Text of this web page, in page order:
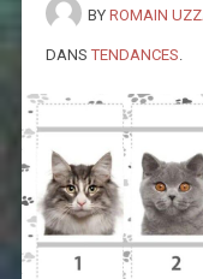
BY ROMAIN
DANS TENDANCES